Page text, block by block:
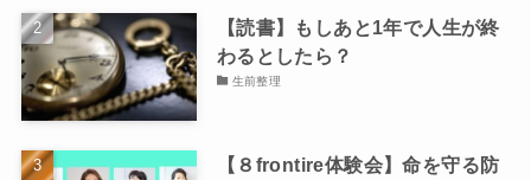
【読書】もしあと1年で人生が終
わるとしたら？
生前整理
【８frontire体験会】命を守る防